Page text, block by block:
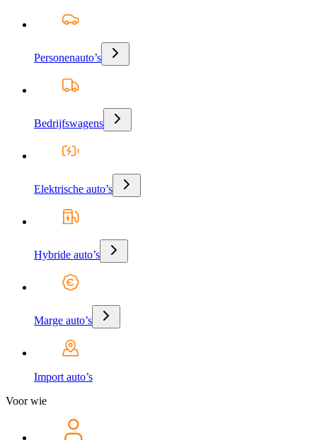
Personenauto’s
Bedrijfswagens
Elektrische auto’s
Hybride auto’s
Marge auto’s
Import auto’s
Voor wie